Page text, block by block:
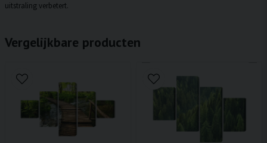
uitstraling verbetert.
Vergelijkbare producten